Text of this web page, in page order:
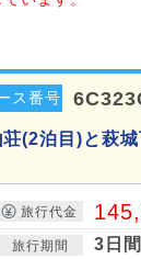
ス番号
荘(2泊目)と萩
旅行代金
旅行期間 3日間